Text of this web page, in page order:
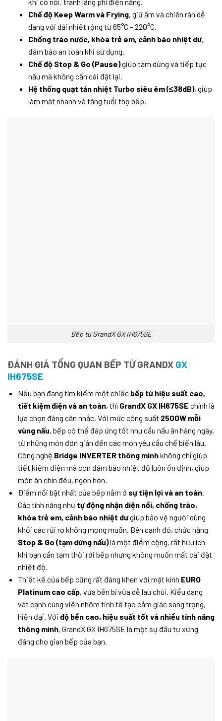
Chế độ Keep Warm và Frying, giữ ấm và chiên rán dễ
dàng với dải nhiệt rộng từ 65°C – 220°C.
Chống trào nước, khóa trẻ em, cảnh báo nhiệt dư,
đảm bảo an toàn khi sử dụng.
Chế độ Stop & Go (Pause)giúp tạm dừng và tiếp tục
nấu mà không cần cài đặt lại.
Hệ thống quạt tản nhiệt Turbo siêu êm (≤38dB), giúp
làm mát nhanh và tăng tuổi thọ bếp.
Bếp từ GrandX GX IH675SE
ĐÁNH GIÁ TỔNG QUAN BẾP TỪ GRANDX GX
IH675SE
Nếu bạn đang tìm kiếm một chiếc bếp từ hiệu suất cao,
tiết kiệm điện và an toàn, thì GrandX GX IH675SE chính là
lựa chọn đáng cân nhắc. Với mức công suất 2500W mỗi
vùng nấu, bếp có thể đáp ứng tốt nhu cầu nấu ăn hàng ngày,
từ những món đơn giản đến các món yêu cầu chế biến lâu.
Công nghệ Bridge INVERTER thông minhkhông chỉ giúp
tiết kiệm điện mà còn đảm bảo nhiệt độ luôn ổn định, giúp
món ăn chín đều, ngon hơn.
Điểm nổi bật nhất của bếp nằm ở sự tiện lợi và an toàn.
Các tính năng như tự động nhận diện nồi, chống trào,
khóa trẻ em, cảnh báo nhiệt dưgiúp bảo vệ người dùng
khỏi các rủi ro không mong muốn. Bên cạnh đó, chức năng
Stop & Go (tạm dừng nấu)là một điểm cộng, rất hữu ích
khi bạn cần tạm thời rời bếp nhưng không muốn mất cài đặt
nhiệt độ.
Thiết kế của bếp cũng rất đáng khen với mặt kính EURO
Platinum cao cấp, vừa bền bỉ vừa dễ lau chùi. Kiểu dáng
vát cạnh cùng viền nhôm tinh tế tạo cảm giác sang trọng,
hiện đại. Với độ bền cao, hiệu suất tốt và nhiều tính năng
thông minh, GrandX GX IH675SE là một sự đầu tư xứng
đáng cho gian bếp của bạn.